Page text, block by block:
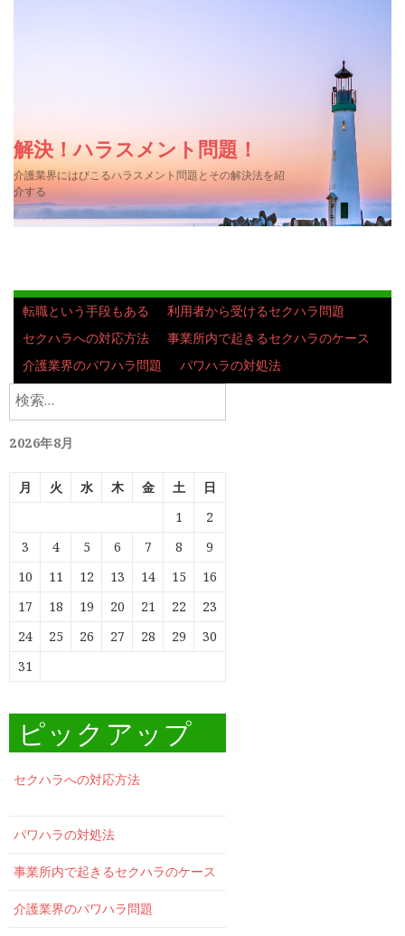
解決！ハラスメント問題！
介護業界にはびこるハラスメント問題とその解決法を紹
介する
転職という手段もある
利用者から受けるセクハラ問題
セクハラへの対応方法
事業所内で起きるセクハラのケース
介護業界のパワハラ問題
パワハラの対処法
検
索:
2026年8月
月 火 水 木 金 土
日
1
2
3
4 5 6 7 8
9
10
11 12 13 14 15
16
17
18 19 20 21 22
23
24
25 26 27 28 29
30
31
ピックアップ
セクハラへの対応方法
パワハラの対処法
事業所内で起きるセクハラのケース
介護業界のパワハラ問題